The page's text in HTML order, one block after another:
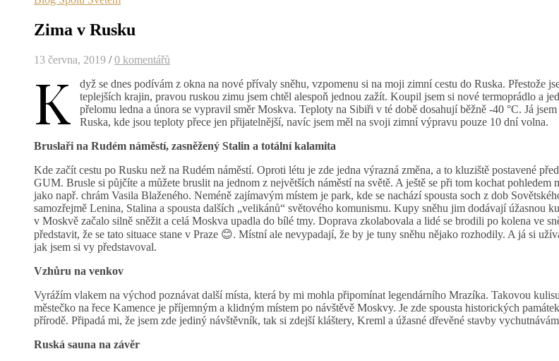
Zima v Rusku
13 června, 2019 / 0 komentářů
K
dyž se dnes podívám z okna na nové přívaly sněhu, vzpomenu si na moji zimní cestu do Ruska. Přestože
teplejších krajin, pravou ruskou zimu jsem chtěl alespoň jednou zažít. Koupil jsem si nové termoprádlo a
přelomu ledna a února se vypravil směr Moskva. Teploty na Sibiři v té době dosahují běžně -40 °C. Já
Ruska, kde jsou teploty přece jen přijatelnější, navíc jsem měl na svoji zimní výpravu pouze 10 dní volna.
Bruslaři na Rudém náměstí, zasněžený Stalin a totální kalamita
Kde začít cestu po Rusku než na Rudém náměstí. Oproti létu je zde jedna výrazná změna, a to kluziště postavené
GUM. Brusle si půjčíte a můžete bruslit na jednom z největších náměstí na světě. A ještě se při tom kochat pohledem
jako např. chrám Vasila Blaženého. Neméně zajímavým místem je park, kde se nachází spousta soch z dob
samozřejmě Lenina, Stalina a spousta dalších „velikánů“ světového komunismu. Kupy sněhu jim dodávají úžasnou
v Moskvě začalo silně sněžit a celá Moskva upadla do bílé tmy. Doprava zkolabovala a lidé se brodili po kolena ve
představit, že se tato situace stane v Praze 😊. Místní ale nevypadají, že by je tuny sněhu nějako rozhodily. A já si
jak jsem si vy představoval.
Vzhůru na venkov
Vyrážím vlakem na východ poznávat další místa, která by mi mohla připomínat legendárního Mrazíka. Takovou
městečko na řece Kamence je příjemným a klidným místem po návštěvě Moskvy. Je zde spousta historických
přírodě. Připadá mi, že jsem zde jediný návštěvník, tak si zdejší kláštery, Kreml a úžasné dřevěné stavby
Ruská sauna na závěr